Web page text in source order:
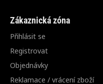
Zákaznická zóna
Přihlásit se
Registrovat
Objednávky
Reklamace / vrácení zboží